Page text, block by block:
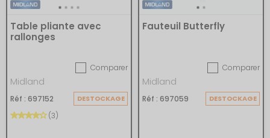
Table pliante avec
rallonges
Comparer
Midland
Réf : 697152 DESTOCKAGE
(3)
Fauteuil Butterfly
Comparer
Midland
Réf : 697059 DESTOCKAGE